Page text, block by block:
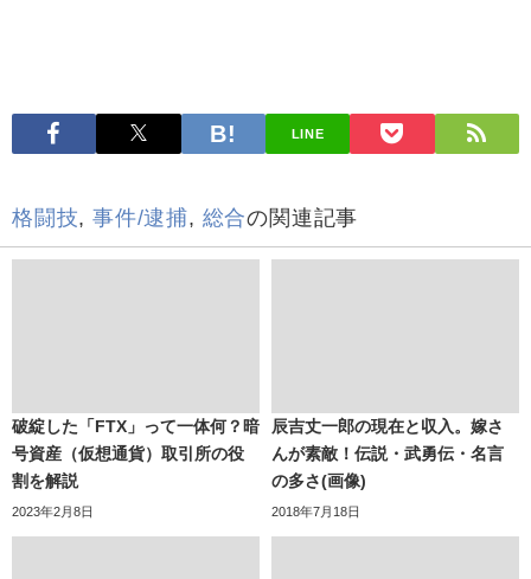
LINE
格闘技,事件/逮捕, 総合の関連記事
破綻した「FTX」って一体何？暗
号資産（仮想通貨）取引所の役
割を解説
2023年2月8日
辰吉丈一郎の現在と収入。嫁さ
んが素敵！伝説・武勇伝・名言
の多さ(画像)
2018年7月18日